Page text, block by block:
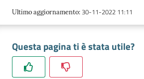
Ultimo aggiornamento: 30-11-2022 11:11
Questa pagina ti è stata utile?